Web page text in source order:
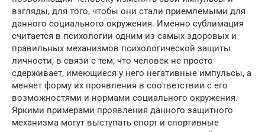
взгляды, для того, чтобы они стали приемлемыми для
данного социального окружения. Именно сублимация
считается в психологии одним из самых здоровых и
правильных механизмов психологической защиты
личности, в связи с тем, что человек не просто
сдерживает, имеющиеся у него негативные импульсы, а
меняет форму их проявления в соответствии с его
возможностями и нормами социального окружения.
Яркими примерами проявления данного защитного
механизма могут выступать спорт и спортивные